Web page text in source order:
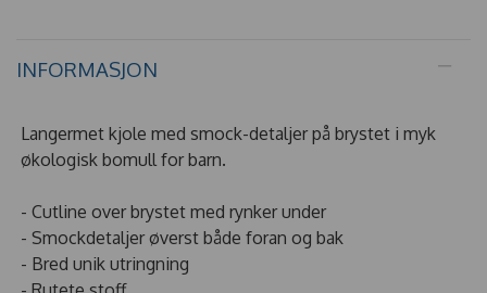
INFORMASJON
Langermet kjole med smock-detaljer på brystet i myk
økologisk bomull for barn.
- Cutline over brystet med rynker under
- Smockdetaljer øverst både foran og bak
- Bred unik utringning